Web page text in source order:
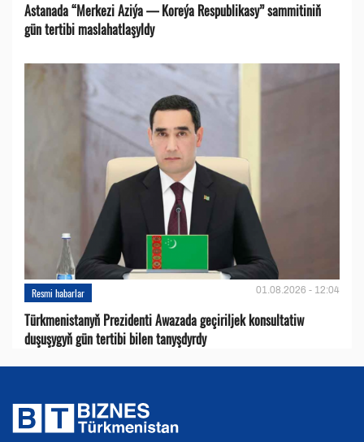
Astanada “Merkezi Aziýa — Koreýa Respublikasy” sammitiniň
gün tertibi maslahatlaşyldy
Resmi habarlar 01.08.2026 - 12:04
Türkmenistanyň Prezidenti Awazada geçiriljek konsultatiw
duşuşygyň gün tertibi bilen tanyşdyrdy